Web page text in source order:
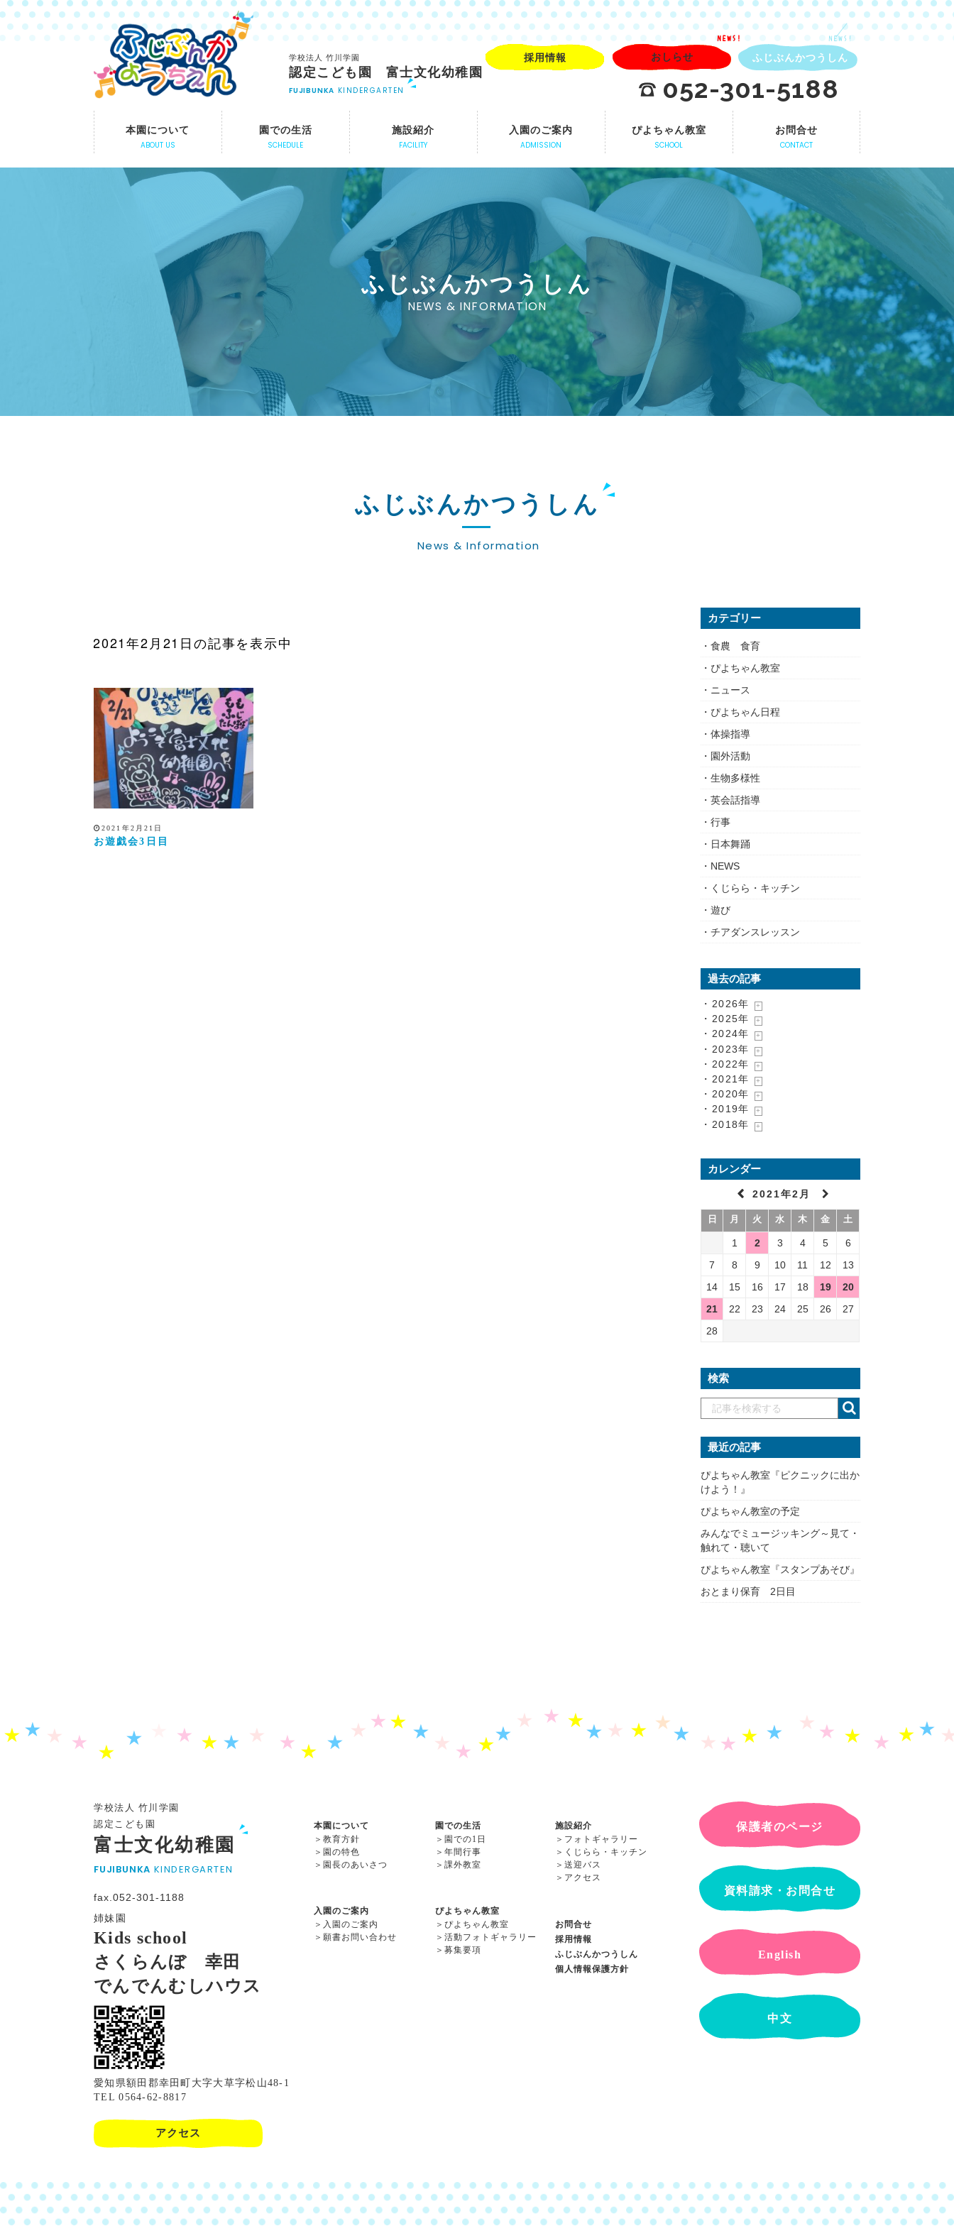
学校法人 竹川学園
認定こども園 富士文化幼稚園
FUJIBUNKA KINDERGARTEN
おしらせ
NEWS!
ふじぶんかつうしん
NEWS!
採用情報
052-301-5188
本園について
ABOUT US
園での生活
SCHEDULE
施設紹介
FACILITY
入園のご案内
ADMISSION
ぴよちゃん教室
SCHOOL
お問合せ
CONTACT
ふじぶんかつうしん
NEWS & INFORMATION
ふじぶんかつうしん
News & Information
2021年2月21日の記事を表示中
2021年2月21日
お遊戯会3日目
カテゴリー
食農 食育
ぴよちゃん教室
ニュース
ぴよちゃん日程
体操指導
園外活動
生物多様性
英会話指導
行事
日本舞踊
NEWS
くじらら・キッチン
遊び
チアダンスレッスン
過去の記事
・2026年
・2025年
・2024年
・2023年
・2022年
・2021年
・2020年
・2019年
・2018年
カレンダー
2021年2月
日 月 火 水 木 金 土
1 2 3 4 5
6
7
8 9 10 11 12
13
14
15 16 17 18 19
20
21
22 23 24 25 26
27
28
検索
最近の記事
ぴよちゃん教室『ピクニックに出か
けよう！』
ぴよちゃん教室の予定
みんなでミュージッキング～見て・
触れて・聴いて
ぴよちゃん教室『スタンプあそび』
おとまり保育 2日目
学校法人 竹川学園
認定こども園
富士文化幼稚園
FUJIBUNKA KINDERGARTEN
fax.052-301-1188
姉妹園
Kids school
さくらんぼ 幸田
でんでんむしハウス
愛知県額田郡幸田町大字大草字松山48-1
TEL 0564-62-8817
アクセス
本園について
＞ 教育方針
＞ 園の特色
＞ 園長のあいさつ
入園のご案内
＞ 入園のご案内
＞ 願書お問い合わせ
園での生活
＞ 園での1日
＞ 年間行事
＞ 課外教室
ぴよちゃん教室
＞ ぴよちゃん教室
＞ 活動フォトギャラリー
＞ 募集要項
施設紹介
＞ フォトギャラリー
＞ くじらら・キッチン
＞ 送迎バス
＞ アクセス
お問合せ
採用情報
ふじぶんかつうしん
個人情報保護方針
保護者のページ
資料請求・お問合せ
English
中文